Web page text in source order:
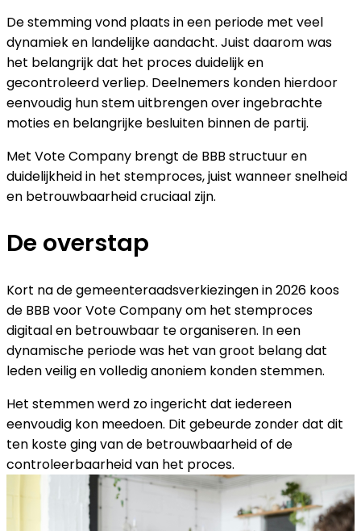
De stemming vond plaats in een periode met veel
dynamiek en landelijke aandacht. Juist daarom was
het belangrijk dat het proces duidelijk en
gecontroleerd verliep. Deelnemers konden hierdoor
eenvoudig hun stem uitbrengen over ingebrachte
moties en belangrijke besluiten binnen de partij.
Met Vote Company brengt de BBB structuur en
duidelijkheid in het stemproces, juist wanneer snelheid
en betrouwbaarheid cruciaal zijn.
De overstap
Kort na de gemeenteraadsverkiezingen in 2026 koos
de BBB voor Vote Company om het stemproces
digitaal en betrouwbaar te organiseren. In een
dynamische periode was het van groot belang dat
leden veilig en volledig anoniem konden stemmen.
Het stemmen werd zo ingericht dat iedereen
eenvoudig kon meedoen. Dit gebeurde zonder dat dit
ten koste ging van de betrouwbaarheid of de
controleerbaarheid van het proces.